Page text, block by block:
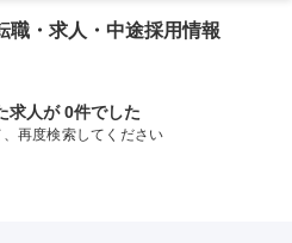
職・求人・中途採用情報
求人が 0件でした
再度検索してください